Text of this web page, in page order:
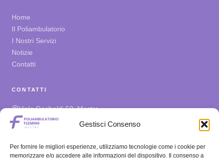
Gestisci Consenso
Per fornire le migliori esperienze, utilizziamo tecnologie come i cookie per
memorizzare e/o accedere alle informazioni del dispositivo. Il consenso a
Home
Il Poliambulatorio
I Nostri Servizi
Notizie
Contatti
CONTATTI
Viale Garibaldi 50, Mestre
342 3980 800
prenota@poliambulatoriofleming.it
ORARI